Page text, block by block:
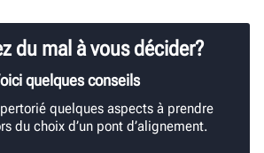
du mal à vous décider?
quelques conseils
quelques aspects à prendre
du choix d’un pont d’alignement.